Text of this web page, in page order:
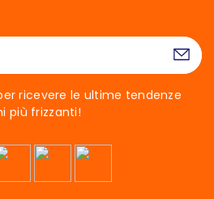
ricevere le ultime tendenze
più frizzanti!